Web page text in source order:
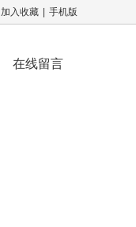
加入收藏 手机版
在线留言